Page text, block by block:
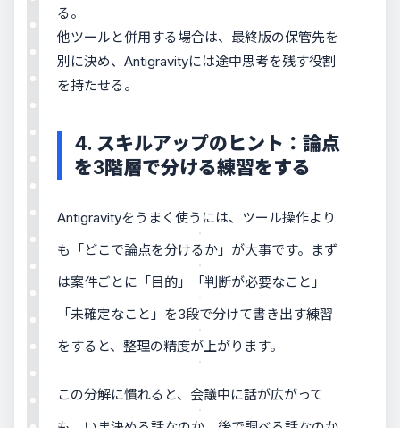
る。
他ツールと併用する場合は、最終版の保管先を
別に決め、Antigravityには途中思考を残す役割
を持たせる。
4. スキルアップのヒント：論点
を3階層で分ける練習をする
Antigravityをうまく使うには、ツール操作より
も「どこで論点を分けるか」が大事です。まず
は案件ごとに「目的」「判断が必要なこと」
「未確定なこと」を3段で分けて書き出す練習
をすると、整理の精度が上がります。
この分解に慣れると、会議中に話が広がって